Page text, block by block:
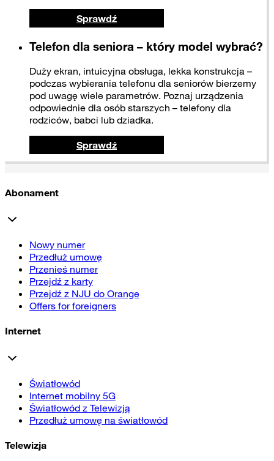
Sprawdź
Telefon dla seniora – który model wybrać?
Duży ekran, intuicyjna obsługa, lekka konstrukcja –
podczas wybierania telefonu dla seniorów bierzemy
pod uwagę wiele parametrów. Poznaj urządzenia
odpowiednie dla osób starszych – telefony dla
rodziców, babci lub dziadka.
Sprawdź
Abonament
Nowy numer
Przedłuż umowę
Przenieś numer
Przejdź z karty
Przejdź z NJU do Orange
Offers for foreigners
Internet
Światłowód
Internet mobilny 5G
Światłowód z Telewizją
Przedłuż umowę na światłowód
Telewizja